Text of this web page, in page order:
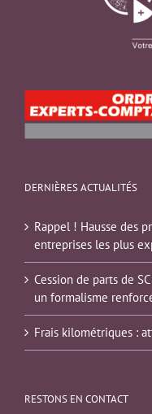
DERNIÈRES ACTUALITÉS
Rappel ! Hausse des
entreprises les plus
Cession de parts de
un formalisme
Frais kilométriques :
RESTONS EN CONTACT